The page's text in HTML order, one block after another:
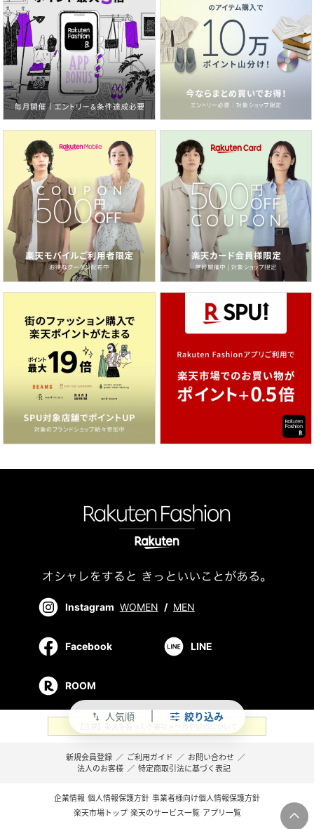
swap_vert 人気順 絞り込み
Instagram WOMEN / MEN
Facebook LINE
ROOM
新規会員登録 ／ ご利用ガイド ／ お問い合わせ ／
法人のお客様 ／ 特定商取引法に基づく表記
企業情報 個人情報保護方針 事業者様向け個人情報保護方針
楽天市場トップ 楽天のサービス一覧 アプリ一覧